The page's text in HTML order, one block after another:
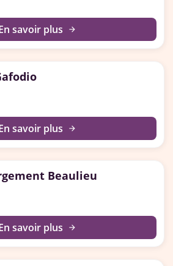
savoir plus arrow_forward
savoir plus arrow_forward
Beaulieu
savoir plus arrow_forward